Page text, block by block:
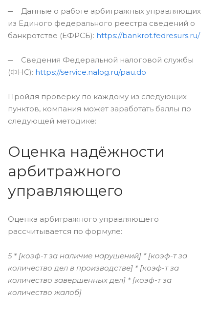
─ Данные о работе арбитражных управляющих
из Единого федерального реестра сведений о
банкротстве (ЕФРСБ): https://bankrot.fedresurs.ru/
─ Сведения Федеральной налоговой службы
(ФНС): https://service.nalog.ru/pau.do
Пройдя проверку по каждому из следующих
пунктов, компания может заработать баллы по
следующей методике:
Оценка надёжности
арбитражного
управляющего
Оценка арбитражного управляющего
рассчитывается по формуле:
5 * [коэф-т за наличие нарушений] * [коэф-т за
количество дел в производстве] * [коэф-т за
количество завершенных дел] * [коэф-т за
количество жалоб]